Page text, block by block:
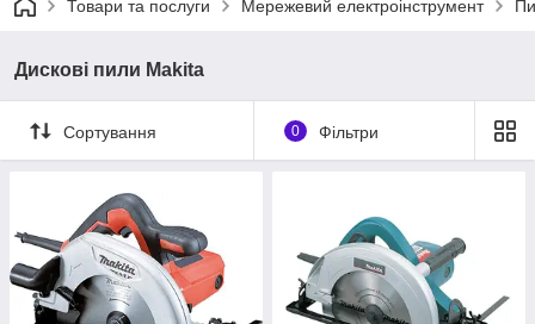
Товари та послуги Мережевий електроінструмент
Дискові пили Makita
Сортування 0 Фільтри